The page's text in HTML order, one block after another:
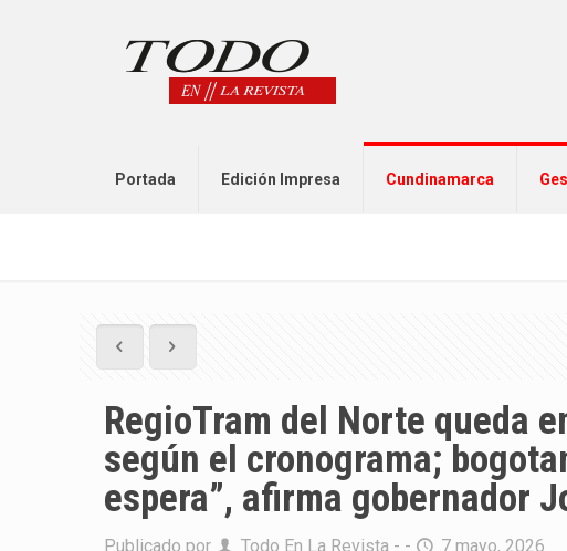
Portada Edición Impresa Cundinamarca
RegioTram del Norte queda
según el cronograma;
espera”, afirma gobernador
Publicado por Todo En La Revista - - 7 mayo, 2026